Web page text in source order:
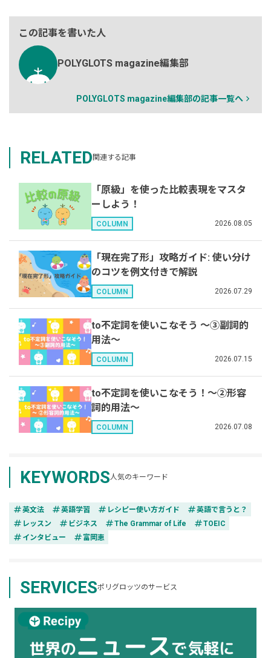
この記事を書いた人
POLYGLOTS magazine編集部
POLYGLOTS magazine編集部の記事一覧へ
RELATED 関連する記事
「原級」を使った比較表現をマスタ
ーしよう！
COLUMN 2026.08.05
「現在完了形」攻略ガイド: 使い分け
のコツを例文付きで解説
COLUMN 2026.07.29
to不定詞を使いこなそう 〜③副詞的
用法〜
COLUMN 2026.07.15
to不定詞を使いこなそう！〜②形容
詞的用法〜
COLUMN 2026.07.08
KEYWORDS人気のキーワード
tag英文法 tag英語学習 tag レシピー使い方ガイド tag英語で言うと？
tag レッスン tag ビジネス tagThe Grammar of Life tagTOEIC
tag インタビュー tag富岡恵
SERVICESポリグロッツのサービス